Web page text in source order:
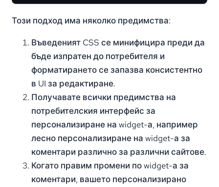
Този подход има няколко предимства:
Въведеният CSS се минифицира преди да
бъде изпратен до потребителя и
форматирането се запазва консистентно
в UI за редактиране.
Получавате всички предимства на
потребителския интерфейс за
персонализиране на widget-а, например
лесно персонализиране на widget-а за
коментари различно за различни сайтове.
Когато правим промени по widget-а за
коментари, вашето персонализирано